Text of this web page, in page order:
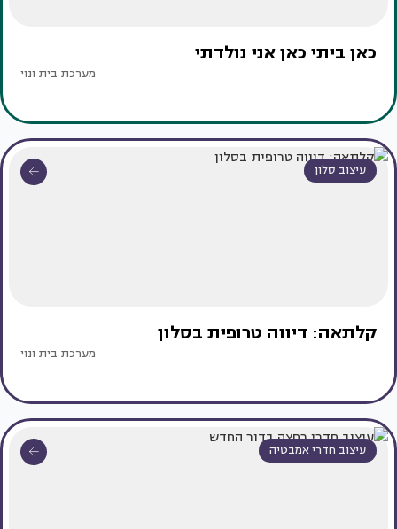
כאן ביתי כאן אני נולדתי
מערכת בית ונוי
עיצוב סלון
קלתאה: דיווה טרופית בסלון
מערכת בית ונוי
עיצוב חדרי אמבטיה